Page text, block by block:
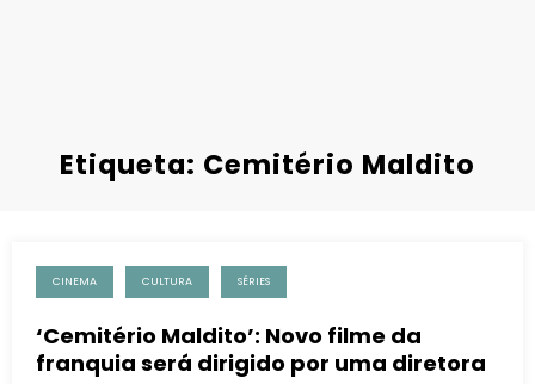
Etiqueta: Cemitério Maldito
CINEMA CULTURA SÉRIES
‘Cemitério Maldito’: Novo filme da
franquia será dirigido por uma diretora